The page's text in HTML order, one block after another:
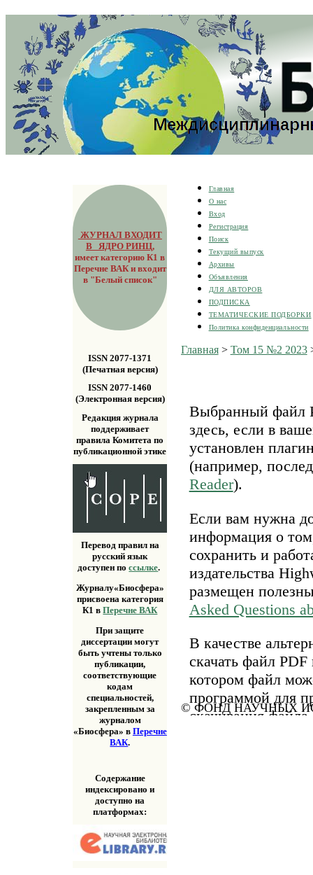
ЖУРНАЛ ВХОДИТ
В ЯДРО РИНЦ,
имеет категорию К1 в
Перечне ВАК и входит
в "Белый список"
ISSN 2077-1371
(Печатная версия)
ISSN 2077-1460
(Электронная версия)
Редакция журнала
поддерживает
правила Комитета по
публикационной этике
Перевод правил на
русский язык
доступен поссылке.
Журналу«Биосфера»
присвоена категория
К1 вПеречне ВАК
При защите
диссертации могут
быть учтены только
публикации,
соответствующие
кодам
специальностей,
закрепленным за
журналом
«Биосфера» в Перечне
ВАК.
Содержание
индексировано и
доступно на
платформах:
Главная
О нас
Вход
Регистрация
Поиск
Текущий выпуск
Архивы
Объявления
ДЛЯ АВТОРОВ
ПОДПИСКА
ТЕМАТИЧЕСКИЕ ПОДБОРКИ
Политика конфиденциальности
Главная> Том 15 №2 2023
Выбранный файл
здесь, если в
установлен
(например,
Reader).
Если вам нужна
информация о
сохранить и
издательства
размещен
Asked Questions
В качестве
скачать файл
котором файл
программой для
скачивания
© ФОНД НАУЧНЫХ